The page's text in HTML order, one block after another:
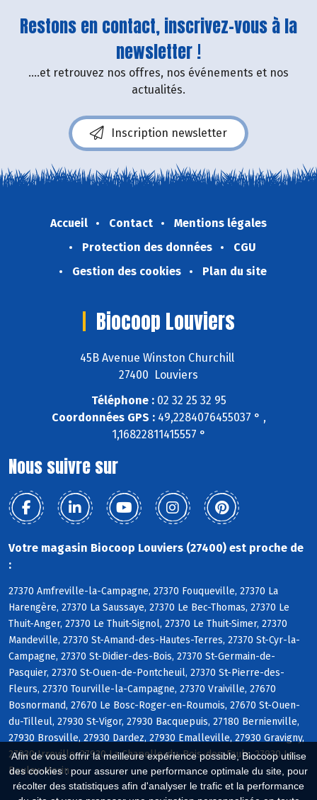
Afin de vous offrir la meilleure expérience possible, Biocoop utilise
des cookies : pour assurer une performance optimale du site, pour
récolter des statistiques afin d'analyser le trafic et la performance
Restons en contact, inscrivez-vous à la
newsletter !
....et retrouvez nos offres, nos événements et nos
actualités.
Inscription newsletter
Accueil Contact
Mentions légales
Protection des données
CGU
Gestion des cookies
Plan du site
Biocoop Louviers
45B Avenue Winston Churchill
27400 Louviers
Téléphone :02 32 25 32 95
Coordonnées GPS :49,2284076455037 ° ,
1,16822811415557 °
Nous suivre sur
Votre magasin Biocoop Louviers (27400) est proche de
:
27370 Amfreville-la-Campagne, 27370 Fouqueville, 27370 La
Harengère, 27370 La Saussaye, 27370 Le Bec-Thomas, 27370 Le
Thuit-Anger, 27370 Le Thuit-Signol, 27370 Le Thuit-Simer, 27370
Mandeville, 27370 St-Amand-des-Hautes-Terres, 27370 St-Cyr-la-
Campagne, 27370 St-Didier-des-Bois, 27370 St-Germain-de-
Pasquier, 27370 St-Ouen-de-Pontcheuil, 27370 St-Pierre-des-
Fleurs, 27370 Tourville-la-Campagne, 27370 Vraiville, 27670
Bosnormand, 27670 Le Bosc-Roger-en-Roumois, 27670 St-Ouen-
du-Tilleul, 27930 St-Vigor, 27930 Bacquepuis, 27180 Bernienville,
27930 Brosville, 27930 Dardez, 27930 Emalleville, 27930 Gravigny,
27930 Irreville, 27930 La Chapelle-du-Bois-des-Faulx, 27930 Le
Boulay-Morin